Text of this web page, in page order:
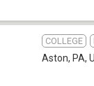
COLLEGE
Aston, PA,